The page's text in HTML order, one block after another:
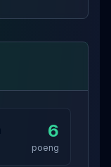
6
poeng